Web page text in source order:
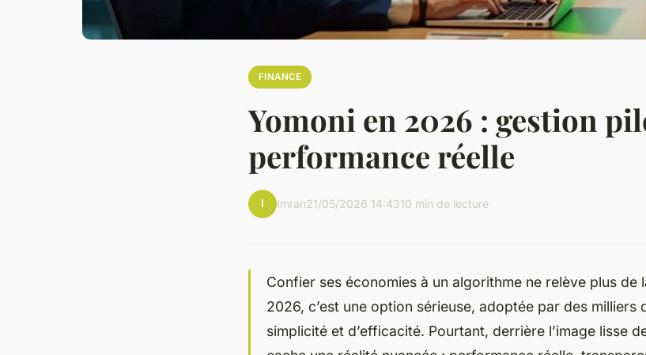
FINANCE
Yomoni en 2026 : gestion
performance réelle
I Imran21/05/2026 14:4310 min de lecture
Confier ses économies à un algorithme ne relève plus de
2026, c’est une option sérieuse, adoptée par des milliers
simplicité et d’efficacité. Pourtant, derrière l’image lisse